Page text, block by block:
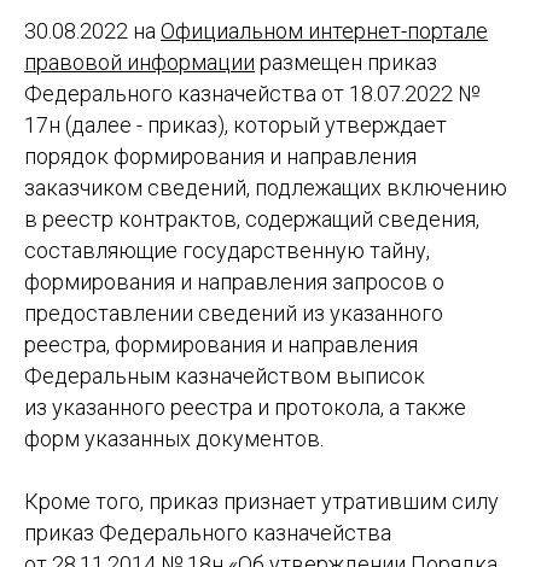
30.08.2022 на Официальном интернет-портале
правовой информации размещен приказ
Федерального казначейства от 18.07.2022 №
17н (далее - приказ), который утверждает
порядок формирования и направления
заказчиком сведений, подлежащих включению
в реестр контрактов, содержащий сведения,
составляющие государственную тайну,
формирования и направления запросов о
предоставлении сведений из указанного
реестра, формирования и направления
Федеральным казначейством выписок
из указанного реестра и протокола, а также
форм указанных документов.
Кроме того, приказ признает утратившим силу
приказ Федерального казначейства